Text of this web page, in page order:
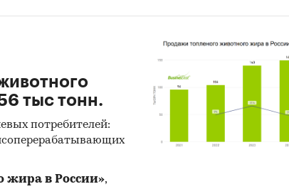
тыс тонн.
потребителей:
жира в России»,